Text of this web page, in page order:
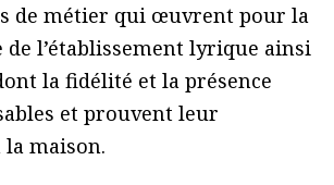
de métier qui œuvrent pour la
de l’établissement lyrique ainsi
la fidélité et la présence
et prouvent leur
maison.